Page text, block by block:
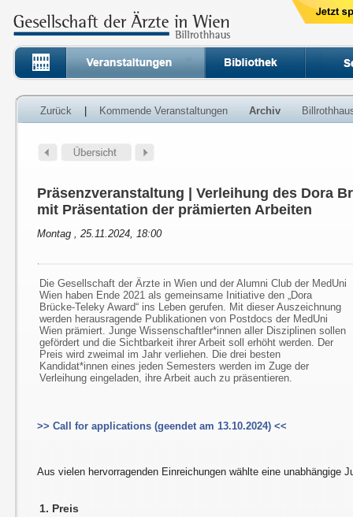
Zurück Kommende Veranstaltungen Archiv
Präsenzveranstaltung | Verleihung des Dora
mit Präsentation der prämierten Arbeiten
Montag , 25.11.2024, 18:00
Die Gesellschaft der Ärzte in Wien und der Alumni Club der MedUni
Wien haben Ende 2021 als gemeinsame Initiative den „Dora
Brücke-Teleky Award“ ins Leben gerufen. Mit dieser Auszeichnung
werden herausragende Publikationen von Postdocs der MedUni
Wien prämiert. Junge Wissenschaftler*innen aller Disziplinen sollen
gefördert und die Sichtbarkeit ihrer Arbeit soll erhöht werden. Der
Preis wird zweimal im Jahr verliehen. Die drei besten
Kandidat*innen eines jeden Semesters werden im Zuge der
Verleihung eingeladen, ihre Arbeit auch zu präsentieren.
>> Call for applications (geendet am 13.10.2024) <<
Aus vielen hervorragenden Einreichungen wählte eine unabhängige
1. Preis